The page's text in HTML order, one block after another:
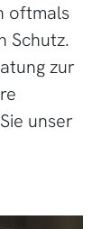
oftmals
Schutz.
zur
unser